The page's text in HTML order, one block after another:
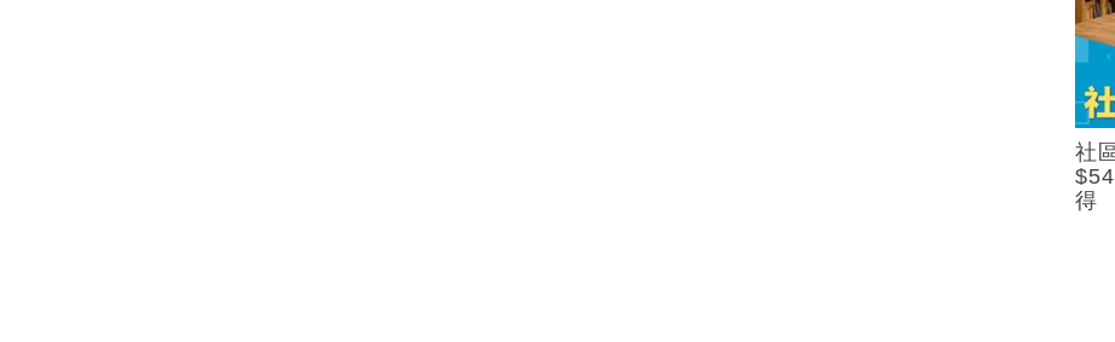
社
得